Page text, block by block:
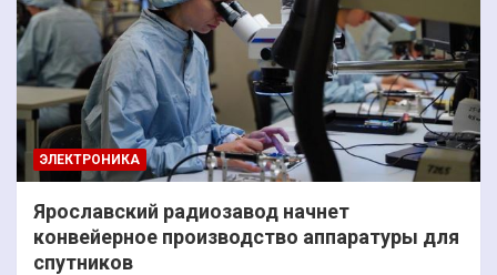
ЭЛЕКТРОНИКА
Ярославский радиозавод начнет
конвейерное производство аппаратуры для
спутников